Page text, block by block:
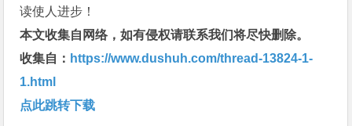
读使人进步！
本文收集自网络，如有侵权请联系我们将尽快删除。
收集自： https://www.dushuh.com/thread-13824-1-
1.html
点此跳转下载